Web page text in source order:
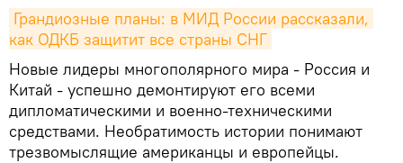
Грандиозные планы: в МИД России рассказали,
как ОДКБ защитит все страны СНГ
Новые лидеры многополярного мира - Россия и
Китай - успешно демонтируют его всеми
дипломатическими и военно-техническими
средствами. Необратимость истории понимают
трезвомыслящие американцы и европейцы.